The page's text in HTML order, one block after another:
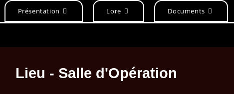
Présentation Lore Documents
Lieu - Salle d'Opération